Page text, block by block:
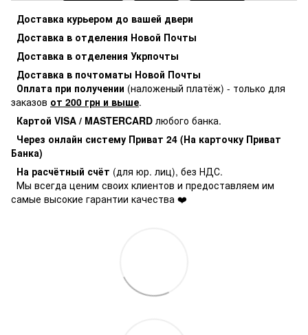
Доставка курьером до вашей двери
Доставка в отделения Новой Почты
Доставка в отделения Укрпочты
Доставка в почтоматы Новой Почты
Оплата при получении (наложеный платёж) - только для
заказов от 200 грн и выше.
Картой VISA / MASTERCARD любого банка.
Через онлайн систему Приват 24 (На карточку Приват
Банка)
На расчётный счёт (для юр. лиц), без НДС.
Мы всегда ценим своих клиентов и предоставляем им
самые высокие гарантии качества ❤️